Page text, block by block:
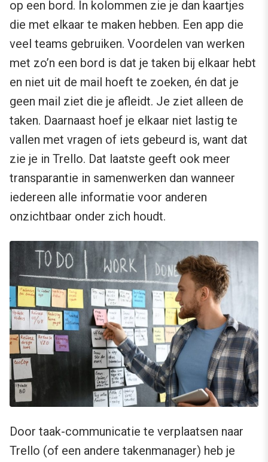
op een bord. In kolommen zie je dan kaartjes
die met elkaar te maken hebben. Een app die
veel teams gebruiken. Voordelen van werken
met zo’n een bord is dat je taken bij elkaar hebt
en niet uit de mail hoeft te zoeken, én dat je
geen mail ziet die je afleidt. Je ziet alleen de
taken. Daarnaast hoef je elkaar niet lastig te
vallen met vragen of iets gebeurd is, want dat
zie je in Trello. Dat laatste geeft ook meer
transparantie in samenwerken dan wanneer
iedereen alle informatie voor anderen
onzichtbaar onder zich houdt.
Door taak-communicatie te verplaatsen naar
Trello (of een andere takenmanager) heb je